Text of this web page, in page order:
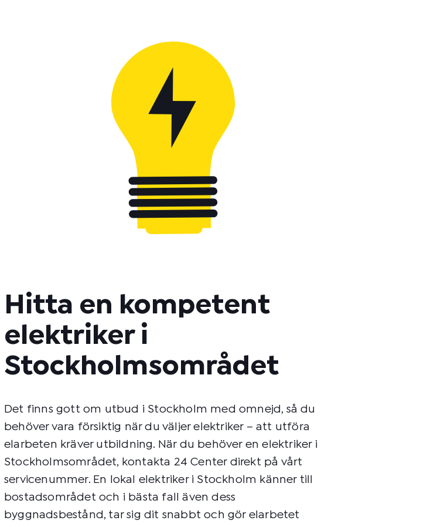
Hitta en kompetent
elektriker i
Stockholmsområdet
Det finns gott om utbud i Stockholm med omnejd, så du
behöver vara försiktig när du väljer elektriker – att utföra
elarbeten kräver utbildning. När du behöver en elektriker i
Stockholmsområdet, kontakta 24 Center direkt på vårt
servicenummer. En lokal elektriker i Stockholm känner till
bostadsområdet och i bästa fall även dess
byggnadsbestånd, tar sig dit snabbt och gör elarbetet